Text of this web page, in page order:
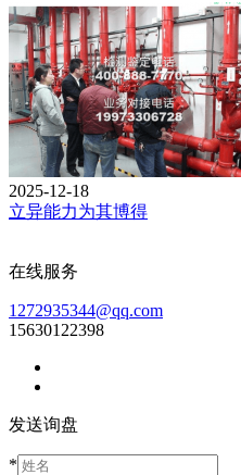
2025-12-18
立异能力为其博得
在线服务
1272935344@qq.com
15630122398
发送询盘
*